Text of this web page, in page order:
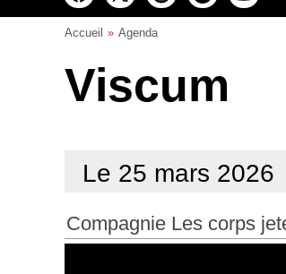
Accueil Agenda
Viscum
Le 25 mars 2026
Compagnie Les corps